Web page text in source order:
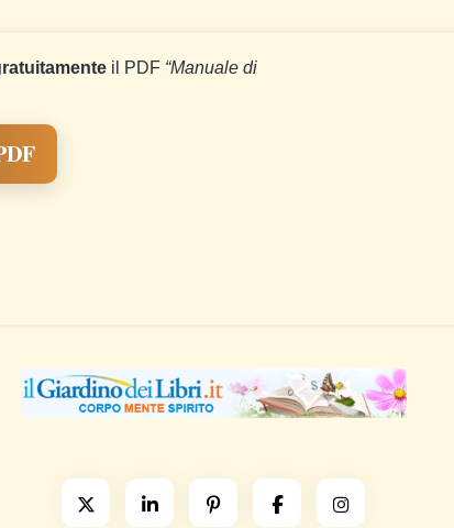
il PDF “Manuale di